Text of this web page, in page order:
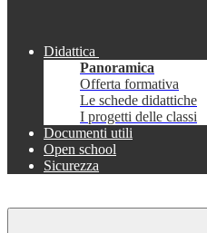
Didattica
Panoramica
Offerta formativa
Le schede didattiche
I progetti delle classi
Documenti utili
Open school
Sicurezza